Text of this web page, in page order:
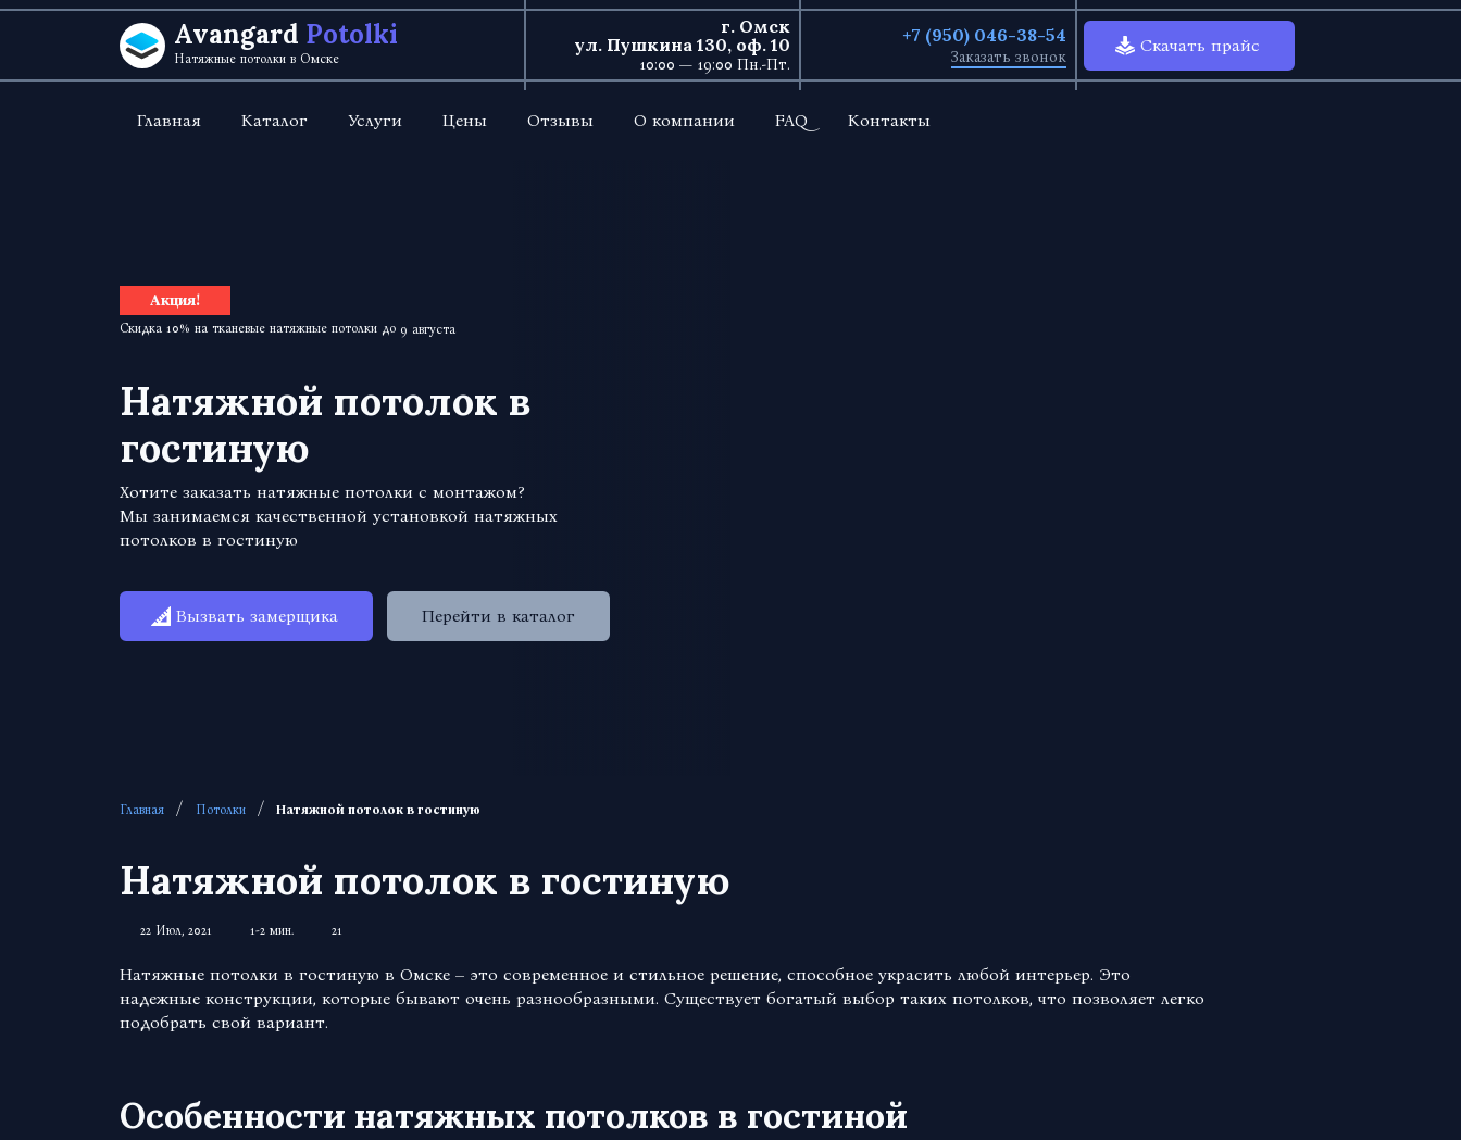
Перейти к содержанию
Avangard Potolki
Натяжные потолки в Омске
г. Омск
ул. Пушкина 130, оф. 10
10:00 — 19:00 Пн.-Пт.
+7 (950) 046-38-54
Заказать звонок
Скачать прайс
Главная Каталог Услуги Цены Отзывы О компании FAQ Контакты
Акция!
Скидка 10% на тканевые натяжные потолки до 9 августа
Натяжной потолок в
гостиную
Хотите заказать натяжные потолки с монтажом?
Мы занимаемся качественной установкой натяжных
потолков в гостиную
Вызвать замерщика Перейти в каталог
Главная / Потолки / Натяжной потолок в гостиную
Натяжной потолок в гостиную
22 Июл, 2021 1-2 мин. 21
Натяжные потолки в гостиную в Омске – это современное и стильное решение, способное украсить любой интерьер. Это
надежные конструкции, которые бывают очень разнообразными. Существует богатый выбор таких потолков, что позволяет легко
подобрать свой вариант.
Особенности натяжных потолков в гостиной